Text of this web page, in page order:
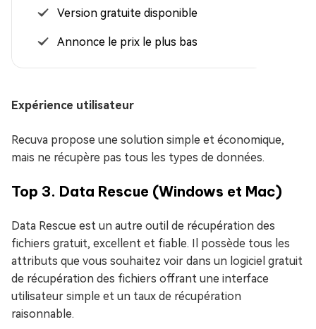
Version gratuite disponible
Annonce le prix le plus bas
Expérience utilisateur
Recuva propose une solution simple et économique,
mais ne récupère pas tous les types de données.
Top 3. Data Rescue (Windows et Mac)
Data Rescue est un autre outil de récupération des
fichiers gratuit, excellent et fiable. Il possède tous les
attributs que vous souhaitez voir dans un logiciel gratuit
de récupération des fichiers offrant une interface
utilisateur simple et un taux de récupération
raisonnable.